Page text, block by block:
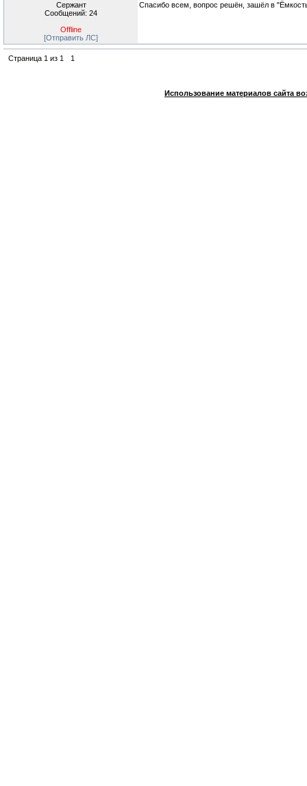
Сержант
Сообщений: 24
Offline
[Отправить ЛС]
Спасибо всем, вопрос решён, зашёл в
Страница 1 из 1 1
Использование материалов сайта